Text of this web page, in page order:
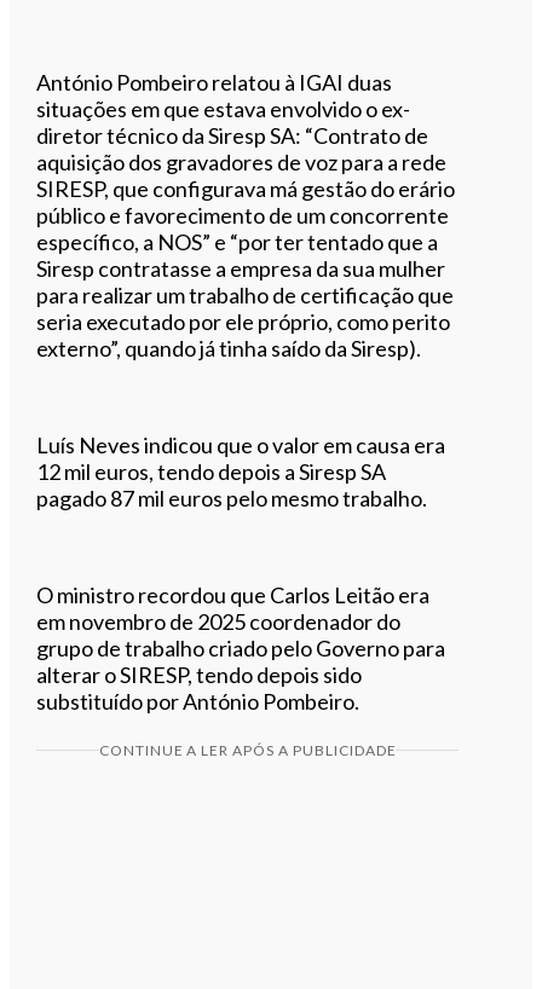
António Pombeiro relatou à IGAI duas
situações em que estava envolvido o ex-
diretor técnico da Siresp SA: “Contrato de
aquisição dos gravadores de voz para a rede
SIRESP, que configurava má gestão do erário
público e favorecimento de um concorrente
específico, a NOS” e “por ter tentado que a
Siresp contratasse a empresa da sua mulher
para realizar um trabalho de certificação que
seria executado por ele próprio, como perito
externo”, quando já tinha saído da Siresp).
Luís Neves indicou que o valor em causa era
12 mil euros, tendo depois a Siresp SA
pagado 87 mil euros pelo mesmo trabalho.
O ministro recordou que Carlos Leitão era
em novembro de 2025 coordenador do
grupo de trabalho criado pelo Governo para
alterar o SIRESP, tendo depois sido
substituído por António Pombeiro.
CONTINUE A LER APÓS A PUBLICIDADE